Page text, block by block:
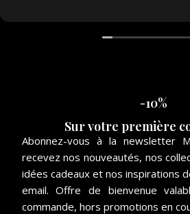
-10%
Sur votre première
Abonnez-vous à la newsletter
recevez nos nouveautés, nos
idées cadeaux et nos inspirations
email. Offre de bienvenue
commande, hors promotions en